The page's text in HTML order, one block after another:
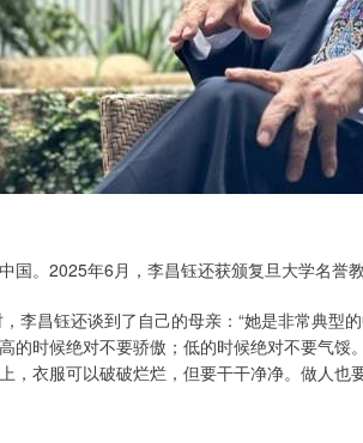
国。2025年6月，李昌钰还获颁复旦大学名誉教
李昌钰还谈到了自己的母亲：“她是非常典型
时候绝对不要骄傲；低的时候绝对不要气馁
，衣服可以破破烂烂，但要干干净净。做人